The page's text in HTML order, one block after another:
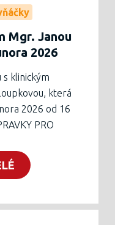
rozvíjet děti v
níže.
Mgr. Janou
2026
s klinickým
která
2026 od 16
PRO